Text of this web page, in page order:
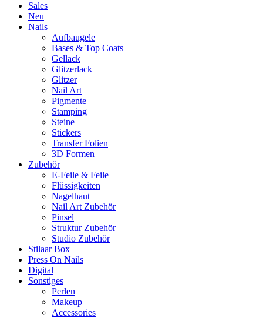
Sales
Neu
Nails
Aufbaugele
Bases & Top Coats
Gellack
Glitzerlack
Glitzer
Nail Art
Pigmente
Stamping
Steine
Stickers
Transfer Folien
3D Formen
Zubehör
E-Feile & Feile
Flüssigkeiten
Nagelhaut
Nail Art Zubehör
Pinsel
Struktur Zubehör
Studio Zubehör
Stilaar Box
Press On Nails
Digital
Sonstiges
Perlen
Makeup
Accessories